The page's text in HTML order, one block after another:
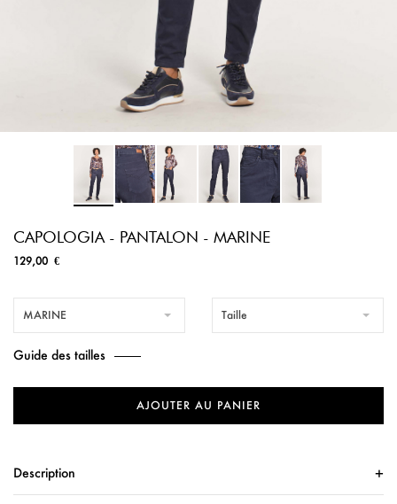
CAPOLOGIA - PANTALON - MARINE
129,00 €
MARINE Taille
Guide des tailles
AJOUTER AU PANIER
Description